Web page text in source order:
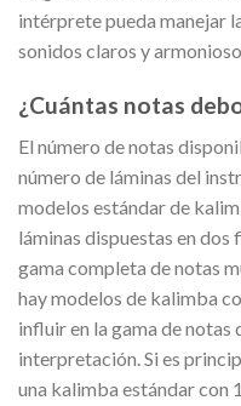
intérprete pueda manejar
sonidos claros y
¿Cuántas notas
El número de notas
número de láminas del
modelos estándar de
láminas dispuestas en
gama completa de notas
hay modelos de kalimba
influir en la gama de notas
interpretación. Si es
una kalimba estándar con